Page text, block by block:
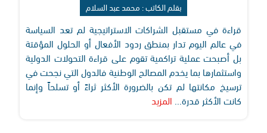
بقلم الكاتب : محمد عبد السلام
قراءة في مستقبل الشراكات الاستراتيجية لم تعد السياسة
في عالم اليوم تدار بمنطق ردود الأفعال أو الحلول المؤقتة
بل أصبحت عملية تراكمية تقوم على قراءة التحولات الدولية
واستثمارها بما يخدم المصالح الوطنية فالدول التي نجحت في
ترسيخ مكانتها لم تكن بالضرورة الأكثر ثراءً أو تسلحاً وإنما
كانت الأكثر قدرة... المزيد